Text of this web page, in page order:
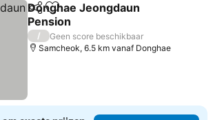
DelenToevoegen aan favorieten
Donghae Jeongdaun
Pension
Prijzen bekijken
/
Geen score beschikbaar
Samcheok, 6.5 km vanaf Donghae